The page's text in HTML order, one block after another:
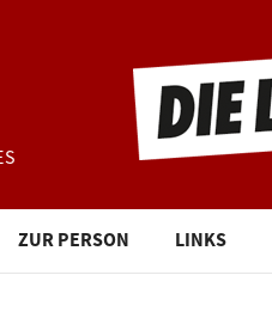
ZUR PERSON LINKS